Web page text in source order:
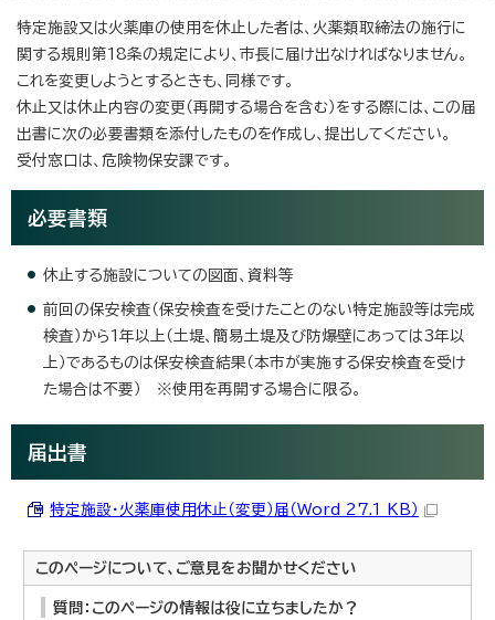
特定施設又は火薬庫の使用を休止した者は、火薬類取締法の施行に
関する規則第18条の規定により、市長に届け出なければなりません。
これを変更しようとするときも、同様です。
休止又は休止内容の変更（再開する場合を含む）をする際には、この届
出書に次の必要書類を添付したものを作成し、提出してください。
受付窓口は、危険物保安課です。
必要書類
休止する施設についての図面、資料等
前回の保安検査（保安検査を受けたことのない特定施設等は完成
検査）から1年以上（土堤、簡易土堤及び防爆壁にあっては3年以
上）であるものは保安検査結果（本市が実施する保安検査を受け
た場合は不要） ※使用を再開する場合に限る。
届出書
特定施設・火薬庫使用休止（変更）届（Word 27.1 KB）
このページについて、ご意見をお聞かせください
質問：このページの情報は役に立ちましたか？